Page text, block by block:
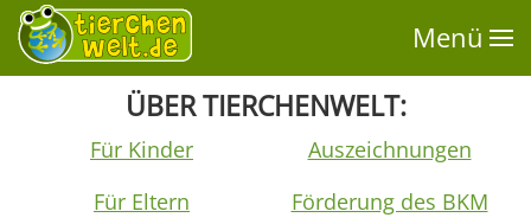
Menü
ÜBER TIERCHENWELT:
Für Kinder
Für Eltern
Auszeichnungen
Förderung des BKM